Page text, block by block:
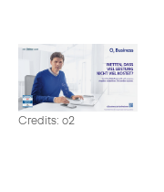
Credits: o2